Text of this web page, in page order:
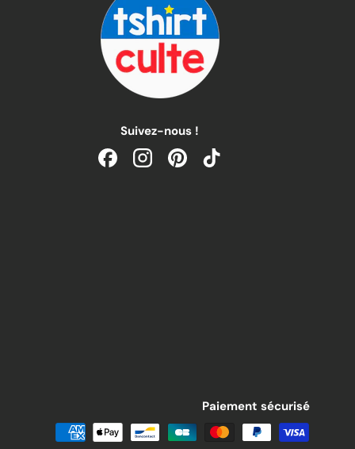
Suivez-nous !
FacebookInstagramPinterestTikTok
Paiement sécurisé